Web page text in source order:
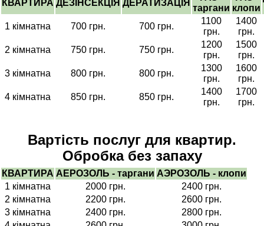
КВАРТИРА ДЕЗІНСЕКЦІЯ ДЕРАТИЗАЦІЯ
таргани клопи
1 кімнатна 700 грн. 700 грн.
1100
грн.
1400
грн.
2 кімнатна
750 грн. 750 грн.
1200
грн.
1500
грн.
3 кімнатна
800 грн. 800 грн.
1300
грн.
1600
грн.
4 кімнатна
850 грн. 850 грн.
1400
грн.
1700
грн.
Вартість послуг для квартир.
Обробка без запаху
КВАРТИРА АЕРОЗОЛЬ - таргани АЭРОЗОЛЬ - клопи
1 кімнатна
2000 грн.
2400 грн.
2 кімнатна
2200 грн.
2600 грн.
3 кімнатна
2400 грн.
2800 грн.